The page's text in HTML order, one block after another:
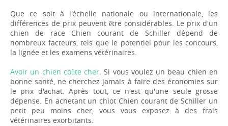
Que ce soit à l'échelle nationale ou internationale, les
différences de prix peuvent être considérables. Le prix d'un
chien de race Chien courant de Schiller dépend de
nombreux facteurs, tels que le potentiel pour les concours,
la lignée et les examens vétérinaires.
Avoir un chien coûte cher. Si vous voulez un beau chien en
bonne santé, ne cherchez jamais à faire des économies sur
le prix d'achat. Après tout, ce n'est qu'une seule grosse
dépense. En achetant un chiot Chien courant de Schiller un
petit peu moins cher, vous vous exposez à des frais
vétérinaires exorbitants.